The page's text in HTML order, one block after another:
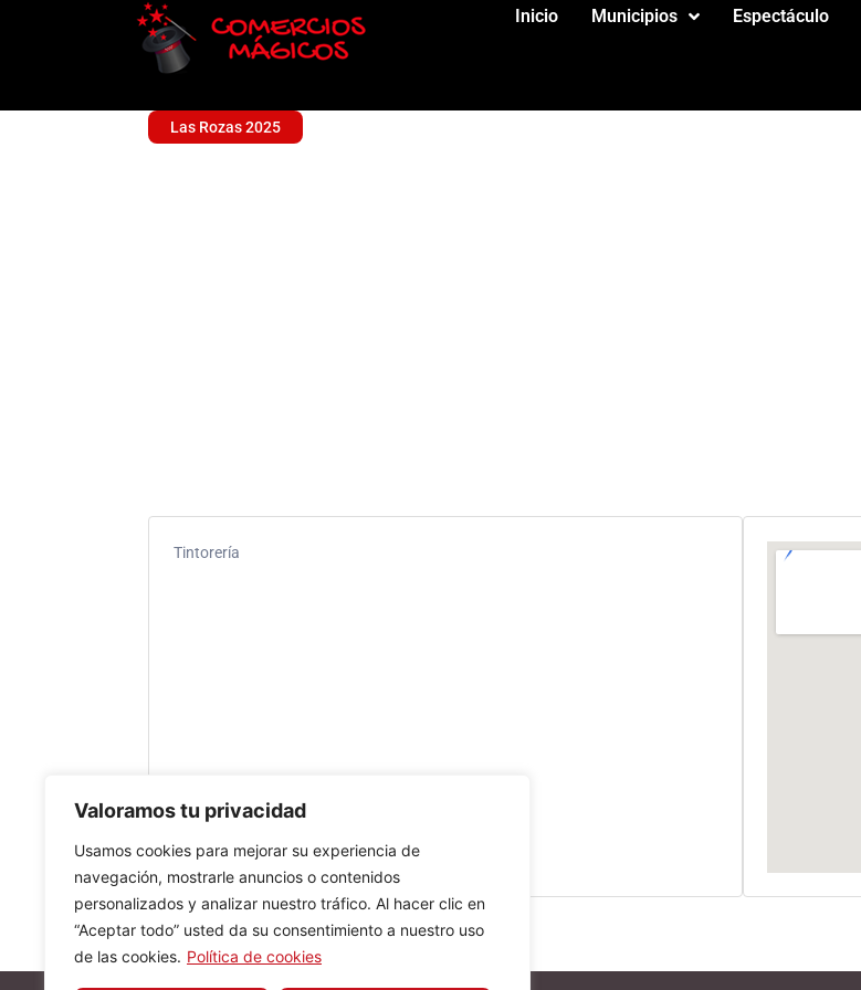
Valoramos tu privacidad
Usamos cookies para mejorar su experiencia de
navegación, mostrarle anuncios o contenidos
personalizados y analizar nuestro tráfico. Al hacer clic en
“Aceptar todo” usted da su consentimiento a nuestro uso
de las cookies. Política de cookies
Inicio Municipios Espectáculo
Las Rozas 2025
Tintorería